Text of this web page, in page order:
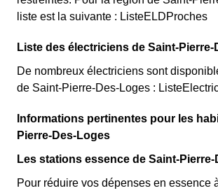
liste est la suivante : ListeELDProches
Liste des électriciens de Saint-Pierre-
De nombreux électriciens sont
de Saint-Pierre-Des-Loges :
Informations pertinentes pour les
Pierre-Des-Loges
Les stations essence de Saint-
Pour réduire vos dépenses en essence